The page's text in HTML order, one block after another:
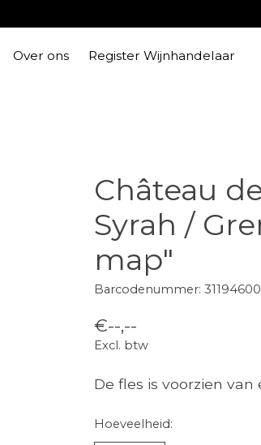
Over ons Register Wijnhandelaar
Château
Syrah /
map"
Barcodenummer:
€--,--
Excl. btw
De fles is voorzien
Hoeveelheid: